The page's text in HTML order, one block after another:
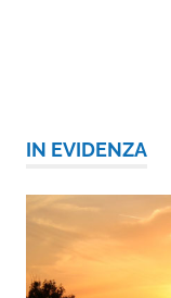
IN EVIDENZA